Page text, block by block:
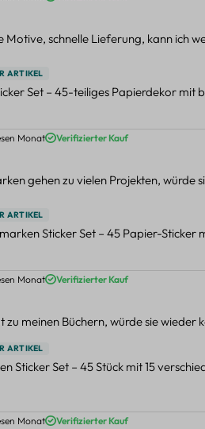
Motive, schnelle Lieferung, kann ich
ARTIKEL
Set – 45-teiliges Papierdekor mit
von 5 von 5 Sternen
Monat Verifizierter Kauf
gehen zu vielen Projekten, würde
ARTIKEL
Sticker Set – 45 Papier-
von 5 von 5 Sternen
Monat Verifizierter Kauf
zu meinen Büchern, würde sie wieder
ARTIKEL
Sticker Set – 45 Stück mit 15
von 5 von 5 Sternen
Monat Verifizierter Kauf